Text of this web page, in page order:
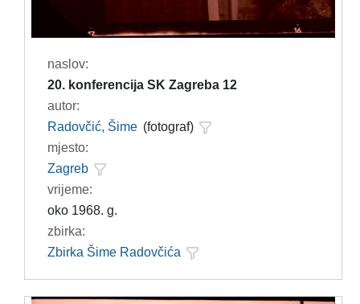
naslov:
20. konferencija SK Zagreba 12
autor:
Radovčić, Šime (fotograf)
mjesto:
Zagreb
vrijeme:
oko 1968. g.
zbirka:
Zbirka Šime Radovčića